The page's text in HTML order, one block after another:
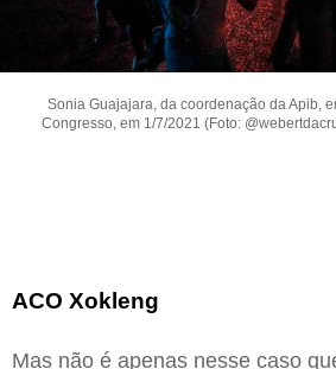
Sonia Guajajara, da coordenação da Apib,
Congresso, em 1/7/2021 (Foto:
ACO Xokleng
Mas não é apenas nesse caso